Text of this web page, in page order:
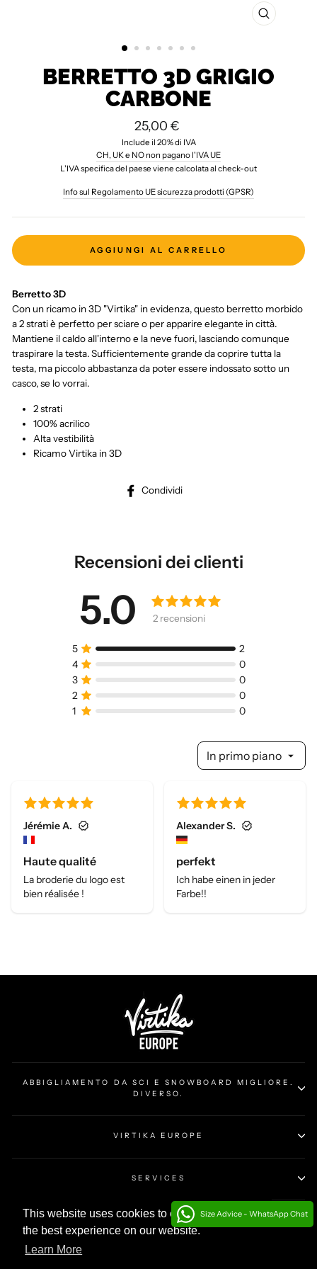
This website uses cookies to ensure you get
the best experience on our website.
Learn More
This website uses cookies to ensure you get
the best experience on our website.
Learn More
CHIUDI
BERRETTO 3D GRIGIO
CARBONE
Prezzo
standard
25,00 €
Include il 20% di IVA
CH, UK e NO non pagano l'IVA UE
L'IVA specifica del paese viene calcolata al check-out
Info sul Regolamento UE sicurezza prodotti (GPSR)
AGGIUNGI AL CARRELLO
Berretto 3D
Con un ricamo in 3D "Virtika" in evidenza, questo berretto morbido
a 2 strati è perfetto per sciare o per apparire elegante in città.
Mantiene il caldo all'interno e la neve fuori, lasciando comunque
traspirare la testa. Sufficientemente grande da coprire tutta la
testa, ma piccolo abbastanza da poter essere indossato sotto un
casco, se lo vorrai.
2 strati
100% acrilico
Alta vestibilità
Ricamo Virtika in 3D
Condividi
Recensioni dei clienti
5.0
In primo piano
ABBIGLIAMENTO DA SCI E SNOWBOARD MIGLIORE.
DIVERSO.
VIRTIKA EUROPE
SERVICES
UNISCITI AL POPOLO DI VIRTIKA
Size Advice - WhatsApp Chat